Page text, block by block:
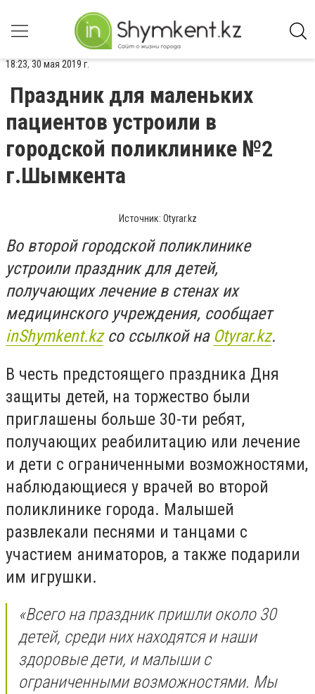
18:23, 30 мая 2019 г.
Праздник для маленьких
пациентов устроили в
городской поликлинике №2
г.Шымкента
Источник: Оtyrar.kz
Во второй городской поликлинике
устроили праздник для детей,
получающих лечение в стенах их
медицинского учреждения, сообщает
inShymkent.kzсо ссылкой на Оtyrar.kz.
В честь предстоящего праздника Дня
защиты детей, на торжество были
приглашены больше 30-ти ребят,
получающих реабилитацию или лечение
и дети с ограниченными возможностями,
наблюдающиеся у врачей во второй
поликлинике города. Малышей
развлекали песнями и танцами с
участием аниматоров, а также подарили
им игрушки.
«Всего на праздник пришли около 30
детей, среди них находятся и наши
здоровые дети, и малыши с
ограниченными возможностями. Мы